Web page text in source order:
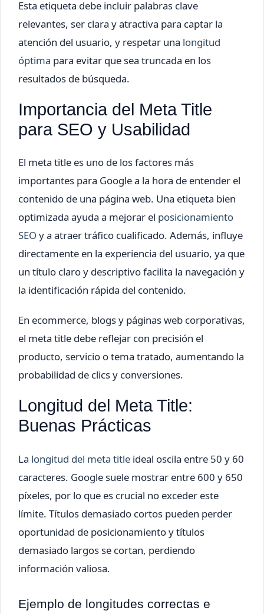
Esta etiqueta debe incluir palabras clave
relevantes, ser clara y atractiva para captar la
atención del usuario, y respetar una longitud
óptima para evitar que sea truncada en los
resultados de búsqueda.
Importancia del Meta Title
para SEO y Usabilidad
El meta title es uno de los factores más
importantes para Google a la hora de entender el
contenido de una página web. Una etiqueta bien
optimizada ayuda a mejorar el posicionamiento
SEO y a atraer tráfico cualificado. Además, influye
directamente en la experiencia del usuario, ya que
un título claro y descriptivo facilita la navegación y
la identificación rápida del contenido.
En ecommerce, blogs y páginas web corporativas,
el meta title debe reflejar con precisión el
producto, servicio o tema tratado, aumentando la
probabilidad de clics y conversiones.
Longitud del Meta Title:
Buenas Prácticas
La longitud del meta title ideal oscila entre 50 y 60
caracteres. Google suele mostrar entre 600 y 650
píxeles, por lo que es crucial no exceder este
límite. Títulos demasiado cortos pueden perder
oportunidad de posicionamiento y títulos
demasiado largos se cortan, perdiendo
información valiosa.
Ejemplo de longitudes correctas e